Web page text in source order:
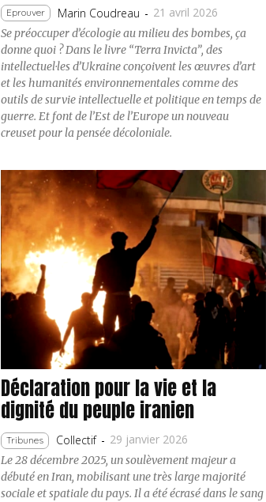
Eprouver Marin Coudreau - 21 avril 2026
Se préoccuper d’écologie au milieu des bombes, ça
donne quoi ? Dans le livre “Terra Invicta”, des
intellectuel·les d’Ukraine conçoivent les œuvres d’art
et les humanités environnementales comme des
outils de survie intellectuelle et politique en temps de
guerre. Et font de l’Est de l’Europe un nouveau
creuset pour la pensée décoloniale.
Déclaration pour la vie et la
dignité du peuple iranien
Tribunes Collectif - 29 janvier 2026
Le 28 décembre 2025, un soulèvement majeur a
débuté en Iran, mobilisant une très large majorité
sociale et spatiale du pays. Il a été écrasé dans le sang